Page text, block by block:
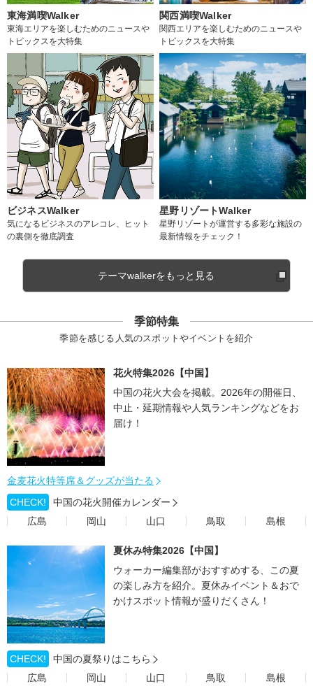
東海満喫Walker
東海エリアを楽しむためのニュースや
トピックスを大特集
関西満喫Walker
関西エリアを楽しむためのニュースや
トピックスを大特集
ビジネスWalker
気になるビジネスのアレコレ、ヒット
の裏側を徹底調査
星野リゾートWalker
星野リゾートが運営する多彩な施設の
最新情報をチェック！
テーマwalkerをもっと見る
季節特集
季節を感じる人気のスポットやイベントを紹介
花火特集2026【中国】
中国の花火大会を掲載。2026年の開催日、
中止・延期情報や人気ランキングなどをお
届け！
金麦花火特等席＆グッズが当たる
CHECK!
中国の花火開催カレンダー
広島
岡山 山口 鳥取 島根
夏休み特集2026【中国】
ウォーカー編集部がおすすめする、この夏
の楽しみ方を紹介。夏休みイベント＆おで
かけスポット情報が盛りだくさん！
CHECK!
中国の夏祭りはこちら
広島
岡山 山口 鳥取 島根